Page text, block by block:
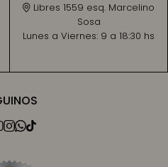

Libres 1559 esq. Marcelino
Sosa
Lunes a Viernes: 9 a 18:30 hs